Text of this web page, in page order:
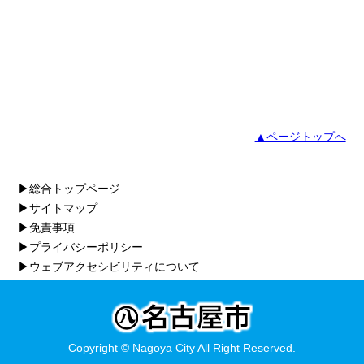
▲ページトップへ
▶総合トップページ
▶サイトマップ
▶免責事項
▶プライバシーポリシー
▶ウェブアクセシビリティについて
Copyright © Nagoya City All Right Reserved.